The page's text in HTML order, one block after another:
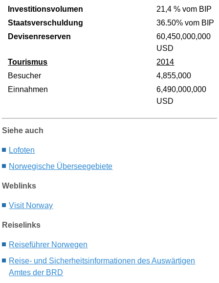
Investitionsvolumen
21,4 % vom BIP
Staatsverschuldung
36.50% vom BIP
Devisenreserven
60,450,000,000
USD
Tourismus
2014
Besucher
4,855,000
Einnahmen
6,490,000,000
USD
Siehe auch
Lofoten
Norwegische Überseegebiete
Weblinks
Visit Norway
Reiselinks
Reiseführer Norwegen
Reise- und Sicherheitsinformationen des Auswärtigen
Amtes der BRD